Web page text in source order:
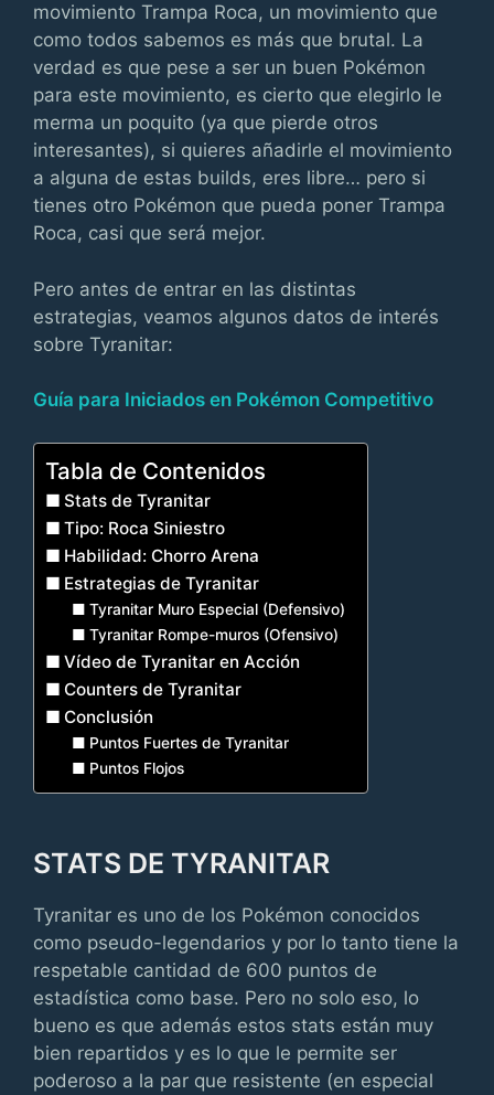
movimiento Trampa Roca, un movimiento que
como todos sabemos es más que brutal. La
verdad es que pese a ser un buen Pokémon
para este movimiento, es cierto que elegirlo le
merma un poquito (ya que pierde otros
interesantes), si quieres añadirle el movimiento
a alguna de estas builds, eres libre… pero si
tienes otro Pokémon que pueda poner Trampa
Roca, casi que será mejor.
Pero antes de entrar en las distintas
estrategias, veamos algunos datos de interés
sobre Tyranitar:
Guía para Iniciados en Pokémon Competitivo
Tabla de Contenidos
Stats de Tyranitar
Tipo: Roca Siniestro
Habilidad: Chorro Arena
Estrategias de Tyranitar
Tyranitar Muro Especial (Defensivo)
Tyranitar Rompe-muros (Ofensivo)
Vídeo de Tyranitar en Acción
Counters de Tyranitar
Conclusión
Puntos Fuertes de Tyranitar
Puntos Flojos
STATS DE TYRANITAR
Tyranitar es uno de los Pokémon conocidos
como pseudo-legendarios y por lo tanto tiene la
respetable cantidad de 600 puntos de
estadística como base. Pero no solo eso, lo
bueno es que además estos stats están muy
bien repartidos y es lo que le permite ser
poderoso a la par que resistente (en especial